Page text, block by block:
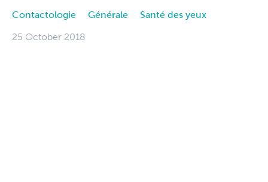
Contactologie Générale Santé des yeux
25 October 2018